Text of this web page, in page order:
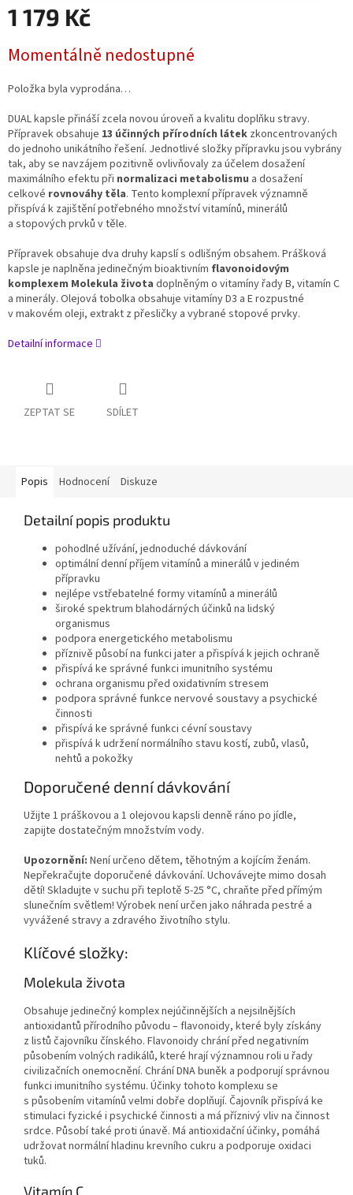
1 179 Kč
cena:
Momentálně nedostupné
Položka byla vyprodána…
DUAL kapsle přináší zcela novou úroveň a kvalitu doplňku stravy.
Přípravek obsahuje 13 účinných přírodních látek zkoncentrovaných
do jednoho unikátního řešení. Jednotlivé složky přípravku jsou vybrány
tak, aby se navzájem pozitivně ovlivňovaly za účelem dosažení
maximálního efektu při normalizaci metabolismu a dosažení
celkové rovnováhy těla. Tento komplexní přípravek významně
přispívá k zajištění potřebného množství vitamínů, minerálů
a stopových prvků v těle.
Přípravek obsahuje dva druhy kapslí s odlišným obsahem. Prášková
kapsle je naplněna jedinečným bioaktivním flavonoidovým
komplexem Molekula života doplněným o vitamíny řady B, vitamín C
a minerály. Olejová tobolka obsahuje vitamíny D3 a E rozpustné
v makovém oleji, extrakt z přesličky a vybrané stopové prvky.
Detailní informace
ZEPTAT SE SDÍLET
Popis Hodnocení Diskuze
Detailní popis produktu
pohodlné užívání, jednoduché dávkování
optimální denní příjem vitamínů a minerálů v jediném
přípravku
nejlépe vstřebatelné formy vitamínů a minerálů
široké spektrum blahodárných účinků na lidský
organismus
podpora energetického metabolismu
příznivě působí na funkci jater a přispívá k jejich ochraně
přispívá ke správné funkci imunitního systému
ochrana organismu před oxidativním stresem
podpora správné funkce nervové soustavy a psychické
činnosti
přispívá ke správné funkci cévní soustavy
přispívá k udržení normálního stavu kostí, zubů, vlasů,
nehtů a pokožky
Doporučené denní dávkování
Užijte 1 práškovou a 1 olejovou kapsli denně ráno po jídle,
zapijte dostatečným množstvím vody.
Upozornění: Není určeno dětem, těhotným a kojícím ženám.
Nepřekračujte doporučené dávkování. Uchovávejte mimo dosah
dětí! Skladujte v suchu při teplotě 5-25 °C, chraňte před přímým
slunečním světlem! Výrobek není určen jako náhrada pestré a
vyvážené stravy a zdravého životního stylu.
Klíčové složky:
Molekula života
Obsahuje jedinečný komplex nejúčinnějších a nejsilnějších
antioxidantů přírodního původu – flavonoidy, které byly získány
z listů čajovníku čínského. Flavonoidy chrání před negativním
působením volných radikálů, které hrají významnou roli u řady
civilizačních onemocnění. Chrání DNA buněk a podporují správnou
funkci imunitního systému. Účinky tohoto komplexu se
s působením vitamínů velmi dobře doplňují. Čajovník přispívá ke
stimulaci fyzické i psychické činnosti a má příznivý vliv na činnost
srdce. Působí také proti únavě. Má antioxidační účinky, pomáhá
udržovat normální hladinu krevního cukru a podporuje oxidaci
tuků.
Vitamín C